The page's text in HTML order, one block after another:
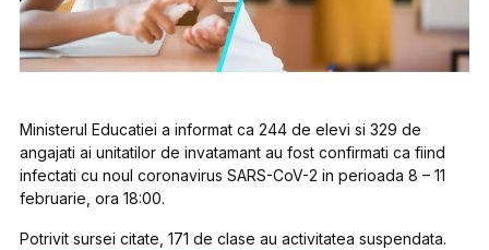
Ministerul Educatiei a informat ca 244 de elevi si 329 de
angajati ai unitatilor de invatamant au fost confirmati ca fiind
infectati cu noul coronavirus SARS-CoV-2 in perioada 8 – 11
februarie, ora 18:00.
Potrivit sursei citate, 171 de clase au activitatea suspendata.